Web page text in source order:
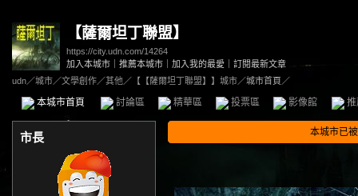
【薩爾坦丁聯盟】
https://city.udn.com/14264
加入本城市
推薦本城市 加入我的最愛
訂閱最新文章
udn／城市／文學創作／其他／ 【【薩爾坦丁聯盟】】城市／城市首頁／
本城市首頁 討論區 精華區 投票區 影像館
市長 本城市已